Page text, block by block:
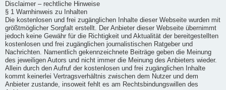
Disclaimer – rechtliche Hinweise
§ 1 Warnhinweis zu Inhalten
Die kostenlosen und frei zugänglichen Inhalte dieser Webseite wurden mit
größtmöglicher Sorgfalt erstellt. Der Anbieter dieser Webseite übernimmt
jedoch keine Gewähr für die Richtigkeit und Aktualität der bereitgestellten
kostenlosen und frei zugänglichen journalistischen Ratgeber und
Nachrichten. Namentlich gekennzeichnete Beiträge geben die Meinung
des jeweiligen Autors und nicht immer die Meinung des Anbieters wieder.
Allein durch den Aufruf der kostenlosen und frei zugänglichen Inhalte
kommt keinerlei Vertragsverhältnis zwischen dem Nutzer und dem
Anbieter zustande, insoweit fehlt es am Rechtsbindungswillen des